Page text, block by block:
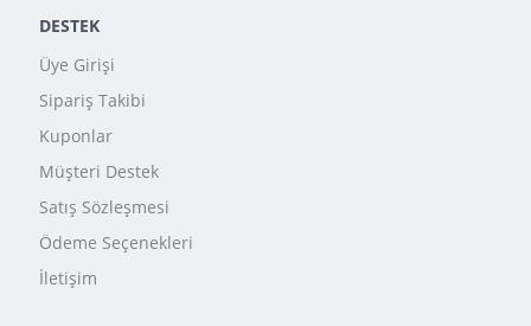
DESTEK
Üye Girişi
Sipariş Takibi
Kuponlar
Müşteri Destek
Satış Sözleşmesi
Ödeme Seçenekleri
İletişim